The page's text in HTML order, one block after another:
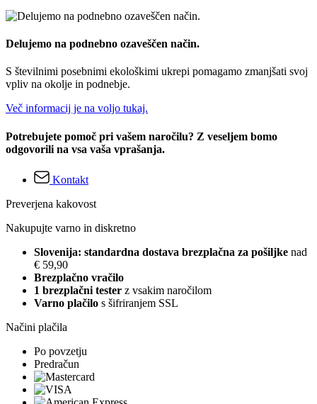
Delujemo na podnebno ozaveščen način.
S številnimi posebnimi ekološkimi ukrepi pomagamo zmanjšati svoj
vpliv na okolje in podnebje.
Več informacij je na voljo tukaj.
Potrebujete pomoč pri vašem naročilu? Z veseljem bomo
odgovorili na vsa vaša vprašanja.
Kontakt
Preverjena kakovost
Nakupujte varno in diskretno
Slovenija: standardna dostava brezplačna za pošiljke nad
€ 59,90
Brezplačno vračilo
1 brezplačni tester z vsakim naročilom
Varno plačilo s šifriranjem SSL
Načini plačila
Po povzetju
Predračun